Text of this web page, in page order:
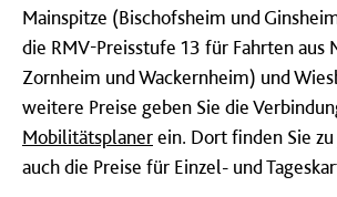
Mainspitze (Bischofsheim und
die RMV-Preisstufe 13 für Fahrten aus
Zornheim und Wackernheim) und
weitere Preise geben Sie die
Mobilitätsplanerein. Dort finden Sie
auch die Preise für Einzel- und